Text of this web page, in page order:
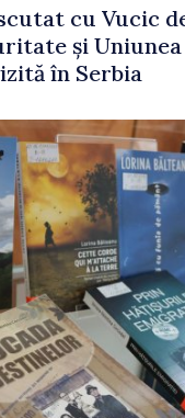
cu Vucic
și Uniunea
în Serbia